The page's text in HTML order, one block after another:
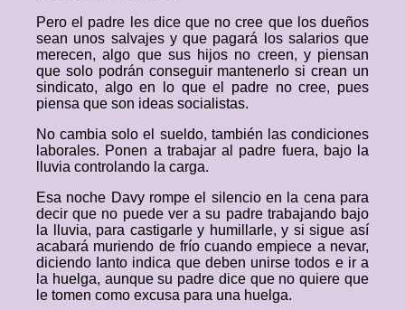
Pero el padre les dice que no cree que los dueños
sean unos salvajes y que pagará los salarios que
merecen, algo que sus hijos no creen, y piensan
que solo podrán conseguir mantenerlo si crean un
sindicato, algo en lo que el padre no cree, pues
piensa que son ideas socialistas.
No cambia solo el sueldo, también las condiciones
laborales. Ponen a trabajar al padre fuera, bajo la
lluvia controlando la carga.
Esa noche Davy rompe el silencio en la cena para
decir que no puede ver a su padre trabajando bajo
la lluvia, para castigarle y humillarle, y si sigue así
acabará muriendo de frío cuando empiece a nevar,
diciendo Ianto indica que deben unirse todos e ir a
la huelga, aunque su padre dice que no quiere que
le tomen como excusa para una huelga.